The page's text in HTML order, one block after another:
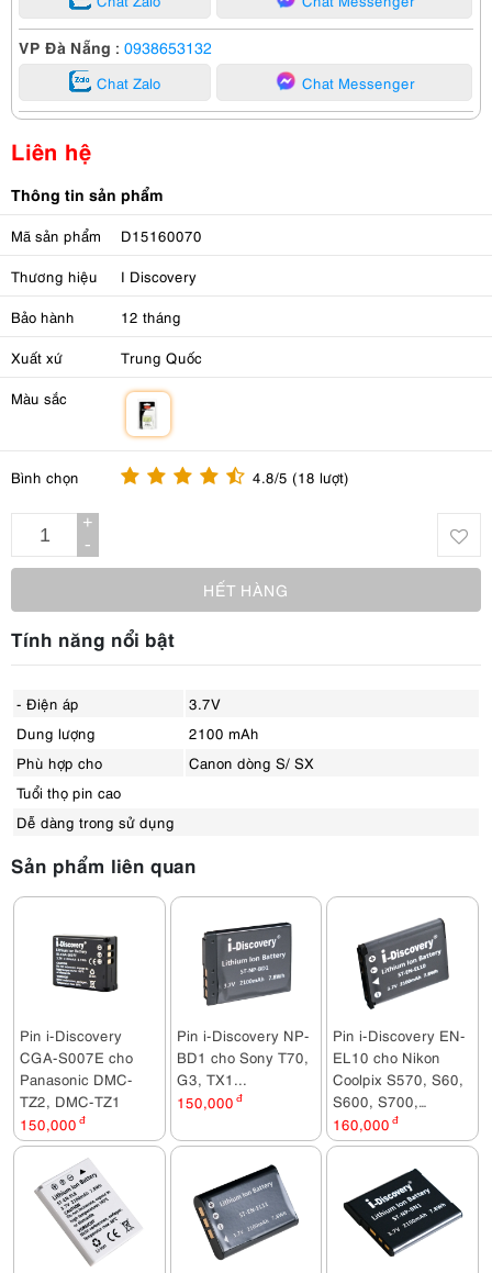
VP Đà Nẵng : 0938653132
Chat Zalo Chat Messenger
Liên hệ
Thông tin sản phẩm
Mã sản phẩm D15160070
Thương hiệu I Discovery
Bảo hành 12 tháng
Xuất xứ Trung Quốc
Màu sắc
Bình chọn 4.8/5 (18 lượt)
+
-
HẾT HÀNG
Tính năng nổi bật
- Điện áp
3.7V
Dung lượng
2100 mAh
Phù hợp cho
Canon dòng S/ SX
Tuổi thọ pin cao
Dễ dàng trong sử dụng
Sản phẩm liên quan
Pin i-Discovery
CGA-S007E cho
Panasonic DMC-
TZ2, DMC-TZ1
150,000 đ
Pin i-Discovery NP-
BD1 cho Sony T70,
G3, TX1...
150,000 đ
Pin i-Discovery EN-
EL10 cho Nikon
Coolpix S570, S60,
S600, S700,
S3000, S4000,
S5100
160,000 đ